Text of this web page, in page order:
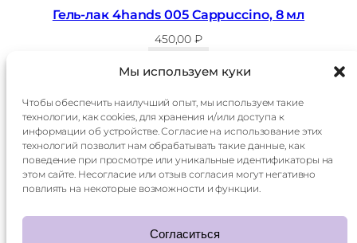
Мы используем куки
Чтобы обеспечить наилучший опыт, мы используем такие
технологии, как cookies, для хранения и/или доступа к
информации об устройстве. Согласие на использование этих
технологий позволит нам обрабатывать такие данные, как
поведение при просмотре или уникальные идентификаторы на
этом сайте. Несогласие или отзыв согласия могут негативно
повлиять на некоторые возможности и функции.
Согласиться
Гель-лак 4hands 005 Cappuccino, 8 мл
450,00₽
Главная
Каталог
О
компании
Доставка
Оплата
Контакты
Контакты:
mani.qr@yandex.ru